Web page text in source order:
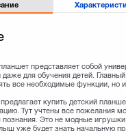
представляет собой
даже для обучения детей.
все необходимые функции, но
предлагает купить детский
Тут учтены все пожелания
познания. Это не модные
уже будет знать начальную